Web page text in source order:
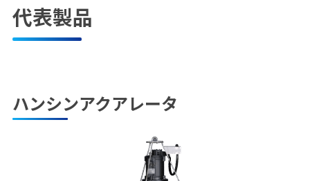
代表製品
ハンシンアクアレータ